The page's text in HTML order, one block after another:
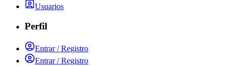
Usuarios
Perfil
Entrar / Registro
Entrar / Registro